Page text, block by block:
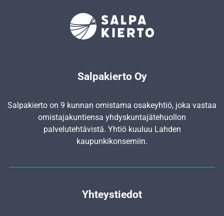
Salpakierto Oy
Salpakierto on 9 kunnan omistama osakeyhtiö, joka vastaa
omistajakuntiensa yhdyskunta­jätehuollon
palvelutehtävistä. Yhtiö kuuluu Lahden
kaupunkikonserniin.
Yhteystiedot